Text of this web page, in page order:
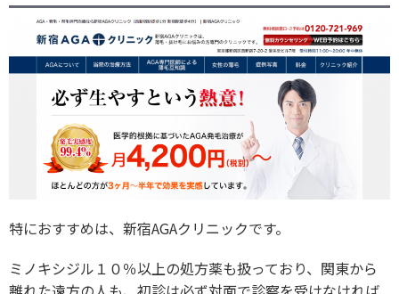
特におすすめは、新宿AGAクリニックです。
ミノキシジル１０％以上の処方薬も扱っており、関東から